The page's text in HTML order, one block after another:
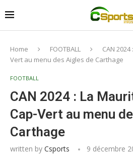
Home FOOTBALL
CAN
Vert au menu des Aigles de Carthage
FOOTBALL
CAN 2024 : La
Cap-Vert au menu
Carthage
written by Csports 9 décembre